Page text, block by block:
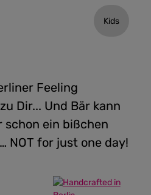
Kids
Feeling
Dir... Und Bär kann
schon ein bißchen
NOT for just one day!